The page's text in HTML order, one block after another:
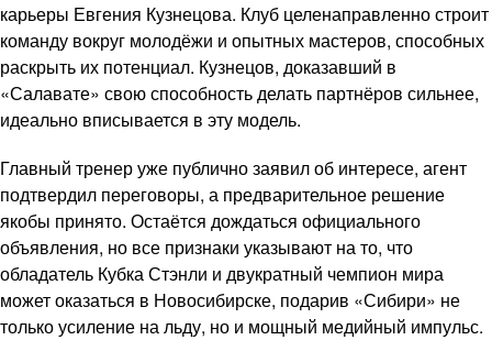
карьеры Евгения Кузнецова. Клуб целенаправленно строит
команду вокруг молодёжи и опытных мастеров, способных
раскрыть их потенциал. Кузнецов, доказавший в
«Салавате» свою способность делать партнёров сильнее,
идеально вписывается в эту модель.
Главный тренер уже публично заявил об интересе, агент
подтвердил переговоры, а предварительное решение
якобы принято. Остаётся дождаться официального
объявления, но все признаки указывают на то, что
обладатель Кубка Стэнли и двукратный чемпион мира
может оказаться в Новосибирске, подарив «Сибири» не
только усиление на льду, но и мощный медийный импульс.